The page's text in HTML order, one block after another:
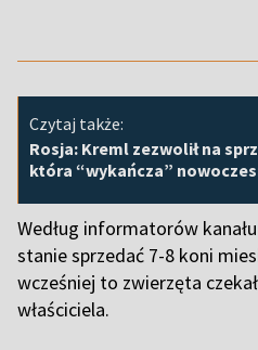
Czytaj także:
Rosja: Kreml zezwolił na
która “wykańcza”
Według informatorów
stanie sprzedać 7-8 koni
wcześniej to zwierzęta
właściciela.